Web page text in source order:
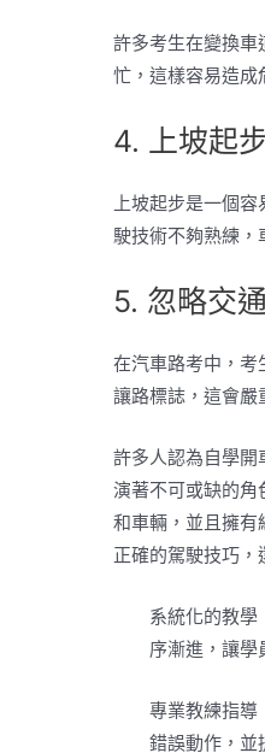
許多考生在變換車
忙，這樣容易造成
4. 上坡起
上坡起步是一個
駛技術不夠熟練，
5. 忽略交
在汽車路考中，考
讓路標誌，這會嚴
許多人認為自學開
演著不可或缺的角
和車輛，並且擁有
正確的駕駛技巧，
系統化的教學
序漸進，讓學
專業教練指導
錯誤動作，並